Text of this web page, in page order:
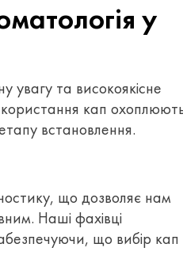
у
увагу та високоякісне
кап
встановлення.
що дозволяє нам
Наші фахівці
що вибір кап